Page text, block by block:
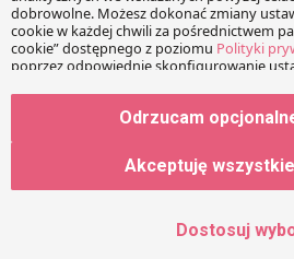
Odrzucam
Akceptuję
Dostosuj